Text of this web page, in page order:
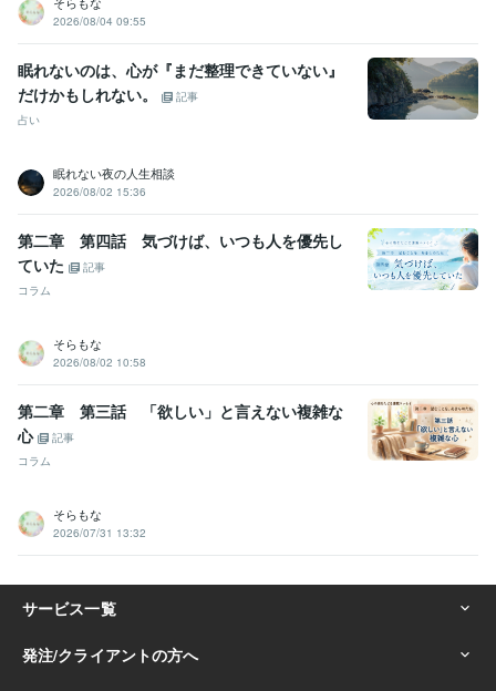
2026/08/04 09:55
眠れないのは、心が『まだ整理できていない』
だけかもしれない。
記事
占い
眠れない夜の人生相談
2026/08/02 15:36
第二章 第四話 気づけば、いつも人を優先し
ていた
記事
コラム
そらもな
2026/08/02 10:58
第二章 第三話 「欲しい」と言えない複雑な
心
記事
コラム
そらもな
2026/07/31 13:32